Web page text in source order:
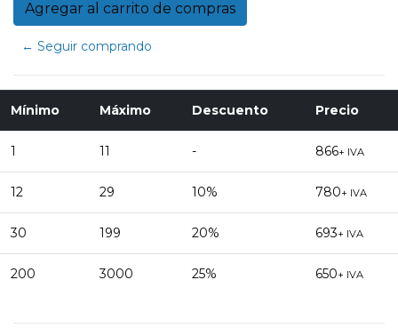
← Seguir comprando
Mínimo Máximo Descuento Precio
1 11 - 866+ IVA
12 29 10% 780+ IVA
30 199 20% 693+ IVA
200 3000 25% 650+ IVA